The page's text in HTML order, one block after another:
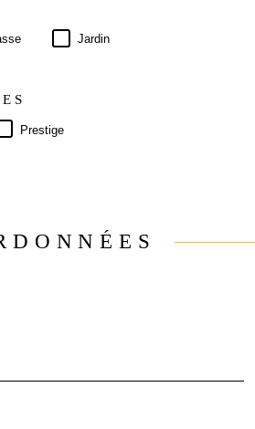
Jardin
Prestige